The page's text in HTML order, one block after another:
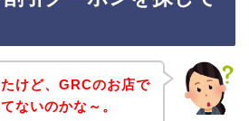
けど、GRCのお店で
ないのかな～。